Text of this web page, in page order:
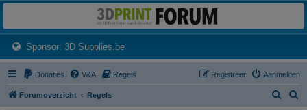
Het 3D print forum van de Benelux na de sluiting van 3dprintforum.nl
Sponsor: 3D Supplies.be(Opens a new tab)
Donaties V&A Regels Aanmelden
Registreer
Forumoverzicht Regels